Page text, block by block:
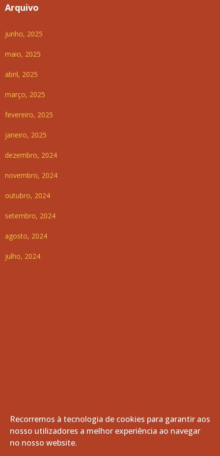
Arquivo
junho, 2025
maio, 2025
abril, 2025
março, 2025
fevereiro, 2025
janeiro, 2025
dezembro, 2024
novembro, 2024
outubro, 2024
setembro, 2024
agosto, 2024
julho, 2024
© 2026 Freguesia de Vila de Frades. Todos os direitos
reservados.
Recorremos à tecnologia de cookies para garantir aos
nosso utilizadores a melhor experiência ao navegar
no nosso website.